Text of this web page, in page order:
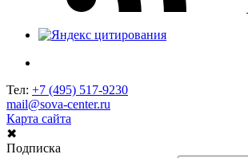
Тел: +7 (495) 517-9230
mail@sova-center.ru
Карта сайта
✖
Подписка